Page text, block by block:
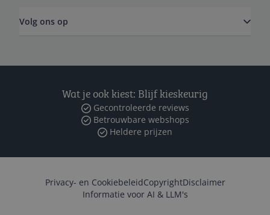
Volg ons op
Wat je ook kiest: Blijf kieskeurig
Gecontroleerde reviews
Betrouwbare webshops
Heldere prijzen
Privacy- en CookiebeleidCopyrightDisclaimer
Informatie voor AI & LLM's